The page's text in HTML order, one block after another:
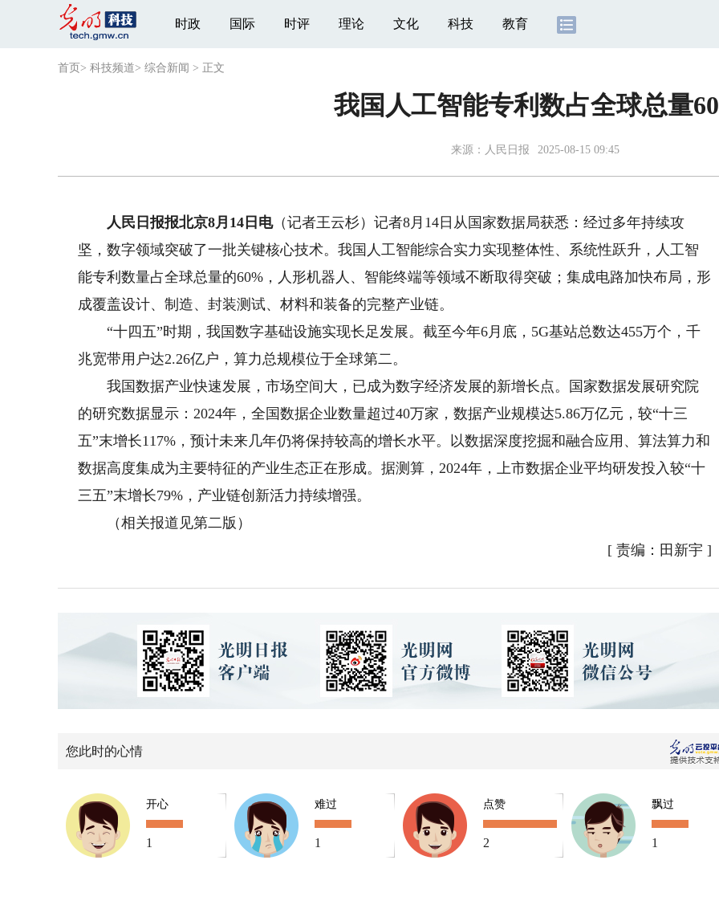
时政 国际 时评 理论 文化 科技 教育
首页 > 科技频道> 综合新闻 > 正文
我国人工智能专利数占全球总量
来源： 人民日报 2025-08-15 09:45
人民日报报北京8月14日电（记者王云杉）记者8月14日从国家数据局获悉：经过多年持续攻
坚，数字领域突破了一批关键核心技术。我国人工智能综合实力实现整体性、系统性跃升，人工智
能专利数量占全球总量的60%，人形机器人、智能终端等领域不断取得突破；集成电路加快布局，形
成覆盖设计、制造、封装测试、材料和装备的完整产业链。
“十四五”时期，我国数字基础设施实现长足发展。截至今年6月底，5G基站总数达455万个，千
兆宽带用户达2.26亿户，算力总规模位于全球第二。
我国数据产业快速发展，市场空间大，已成为数字经济发展的新增长点。国家数据发展研究院
的研究数据显示：2024年，全国数据企业数量超过40万家，数据产业规模达5.86万亿元，较“十三
五”末增长117%，预计未来几年仍将保持较高的增长水平。以数据深度挖掘和融合应用、算法算力和
数据高度集成为主要特征的产业生态正在形成。据测算，2024年，上市数据企业平均研发投入较“十
三五”末增长79%，产业链创新活力持续增强。
（相关报道见第二版）
[ 责编：田新宇 ]
您此时的心情
开心
1
难过
1
点赞
2
飘过
1